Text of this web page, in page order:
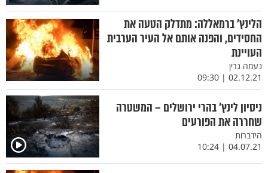
הלינץ' ברמאללה: מתדלק הטעה את
החסידים, והפנה אותם אל העיר הערבית
העויינת
נעמה גרין
02.12.21 | 09:30
ניסיון לינץ’ בהרי ירושלים – המשטרה
שחררה את הפורעים
הידברות
04.07.21 | 10:24